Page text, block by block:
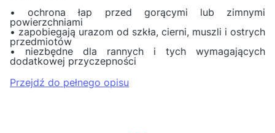
• ochrona łap przed gorącymi lub zimnymi
powierzchniami
• zapobiegają urazom od szkła, cierni, muszli i ostrych
przedmiotów
• niezbędne dla rannych i tych wymagających
dodatkowej przyczepności
Przejdź do pełnego opisu